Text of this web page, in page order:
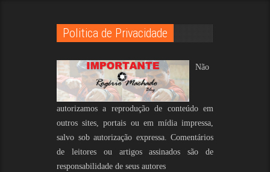
Politica de Privacidade
Não
autorizamos a reprodução de conteúdo em
outros sites, portais ou em mídia impressa,
salvo sob autorização expressa. Comentários
de leitores ou artigos assinados são de
responsabilidade de seus autores